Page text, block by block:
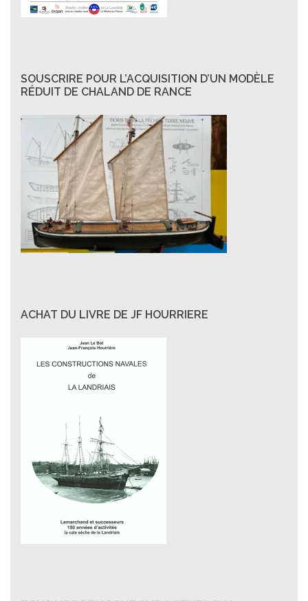
SOUSCRIRE POUR L’ACQUISITION D’UN MODÈLE
RÉDUIT DE CHALAND DE RANCE
ACHAT DU LIVRE DE JF HOURRIERE